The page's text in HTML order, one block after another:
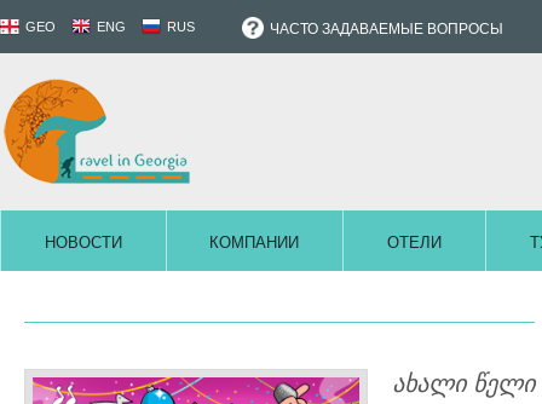
GEO ENG RUS ЧАСТО ЗАДАВАЕМЫЕ ВОПРОСЫ
НОВОСТИ КОМПАНИИ ОТЕЛИ
ახალი წელი